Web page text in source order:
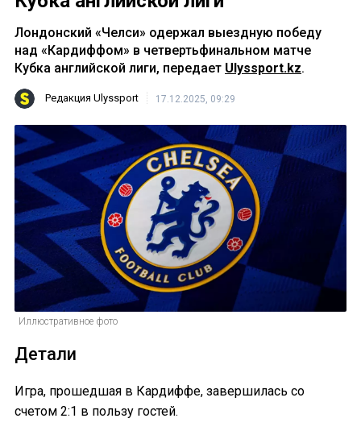
Лондонский «Челси» одержал выездную победу
над «Кардиффом» в четвертьфинальном матче
Кубка английской лиги, передает Ulyssport.kz.
Редакция Ulyssport 17.12.2025, 09:29
Иллюстративное фото
Детали
Игра, прошедшая в Кардиффе, завершилась со
счетом 2:1 в пользу гостей.